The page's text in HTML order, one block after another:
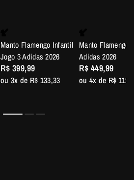
Manto Flamengo Infantil
Jogo 3 Adidas 2026
R$ 399,99
ou 3x de R$ 133,33
Manto Flamengo
Adidas 2026
R$ 449,99
ou 4x de R$